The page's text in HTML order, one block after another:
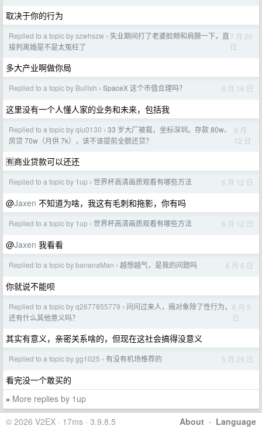
取决于你的行为
Replied to a topic by szwhszw › 失业期间打了老婆脸颊和肩膀一下，直
接判离婚是不是太冤枉了
7 月 20
日
多大产业啊做你局
Replied to a topic by Bullish › SpaceX 这个市值合理吗？ 6 月 16 日
这里没有一个人懂人家的业务和未来，包括我
Replied to a topic by qiu0130 › 33 岁大厂被裁，坐标深圳。存款 80w、
房贷 70w（月供 7k），该不该提前全额还贷？
6 月
12 日
🈶商业贷款可以还还
Replied to a topic by 1up › 世界杯高清画质观看有哪些方法 6 月 12 日
@Jaxen 不知道为啥，我这有毛刺和拖影，你有吗
Replied to a topic by 1up › 世界杯高清画质观看有哪些方法 6 月 12 日
@Jaxen 我看看
Replied to a topic by bananaMan › 越想越气，是我的问题吗 6 月 5 日
你就说不能呗
Replied to a topic by q2677855779 › 问问过来人，搞对象除了性行为，
还有什么其他意义吗？
6 月 5
日
其实有意义，亲密关系啥的，但现在这社会搞得没意义
Replied to a topic by gg1025 › 有没有机场推荐的 5 月 29 日
看完没一个敢买的
» More replies by 1up
About · Language
© 2026 V2EX · 17ms · 3.9.8.5